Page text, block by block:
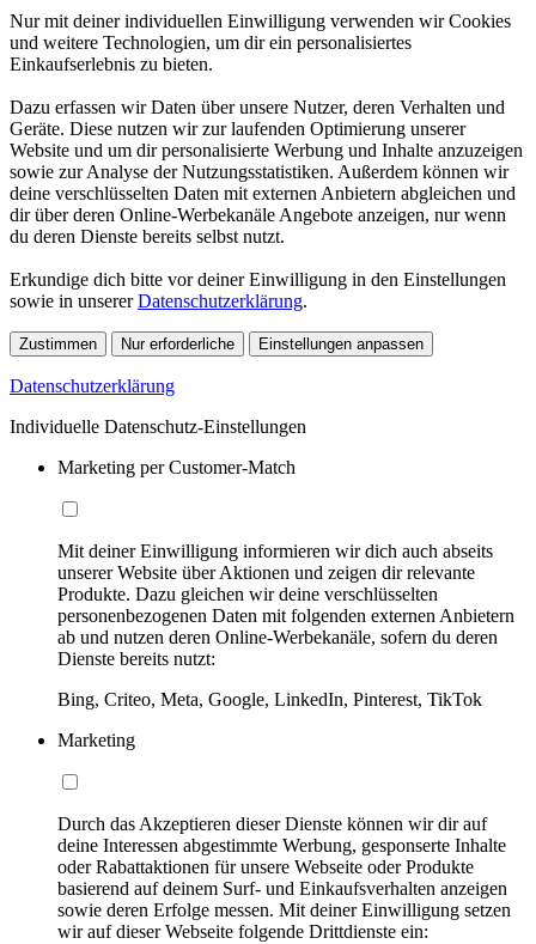
Nur mit deiner individuellen Einwilligung verwenden wir Cookies
und weitere Technologien, um dir ein personalisiertes
Einkaufserlebnis zu bieten.
Dazu erfassen wir Daten über unsere Nutzer, deren Verhalten und
Geräte. Diese nutzen wir zur laufenden Optimierung unserer
Website und um dir personalisierte Werbung und Inhalte anzuzeigen
sowie zur Analyse der Nutzungsstatistiken. Außerdem können wir
deine verschlüsselten Daten mit externen Anbietern abgleichen und
dir über deren Online-Werbekanäle Angebote anzeigen, nur wenn
du deren Dienste bereits selbst nutzt.
Erkundige dich bitte vor deiner Einwilligung in den Einstellungen
sowie in unsererDatenschutzerklärung.
Zustimmen Nur erforderliche Einstellungen anpassen
Datenschutzerklärung
Individuelle Datenschutz-Einstellungen
Marketing per Customer-Match
Mit deiner Einwilligung informieren wir dich auch abseits
unserer Website über Aktionen und zeigen dir relevante
Produkte. Dazu gleichen wir deine verschlüsselten
personenbezogenen Daten mit folgenden externen Anbietern
ab und nutzen deren Online-Werbekanäle, sofern du deren
Dienste bereits nutzt:
Bing, Criteo, Meta, Google, LinkedIn, Pinterest, TikTok
Marketing
Durch das Akzeptieren dieser Dienste können wir dir auf
deine Interessen abgestimmte Werbung, gesponserte Inhalte
oder Rabattaktionen für unsere Webseite oder Produkte
basierend auf deinem Surf- und Einkaufsverhalten anzeigen
sowie deren Erfolge messen. Mit deiner Einwilligung setzen
wir auf dieser Webseite folgende Drittdienste ein: